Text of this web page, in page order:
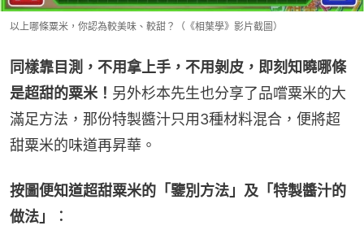
以上哪條粟米，你認為較美味、較甜？（《相葉學》影片截圖）
同樣靠目測，不用拿上手，不用剝皮，即刻知曉哪條
是超甜的粟米！ 另外杉本先生也分享了品嚐粟米的大
滿足方法，那份特製醬汁只用3種材料混合，便將超
甜粟米的味道再昇華。
按圖便知道超甜粟米的「鑒別方法」及「特製醬汁的
做法」︰